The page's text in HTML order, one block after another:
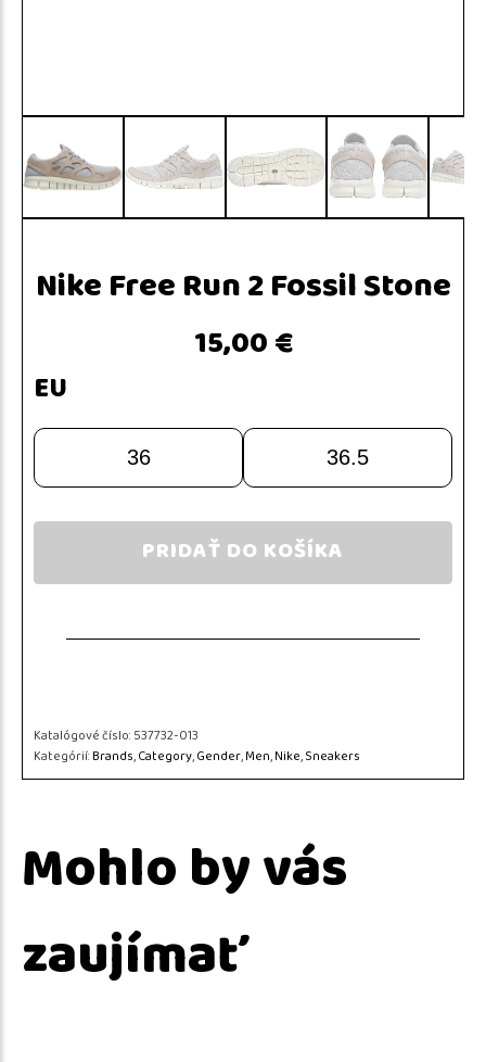
Nike Free Run 2 Fossil Stone
15,00 €
EU
36 36.5
PRIDAŤ DO KOŠÍKA
Katalógové číslo:537732-013
Kategórií:Brands,Category,Gender,Men,Nike,Sneakers
Mohlo by vás
zaujímať